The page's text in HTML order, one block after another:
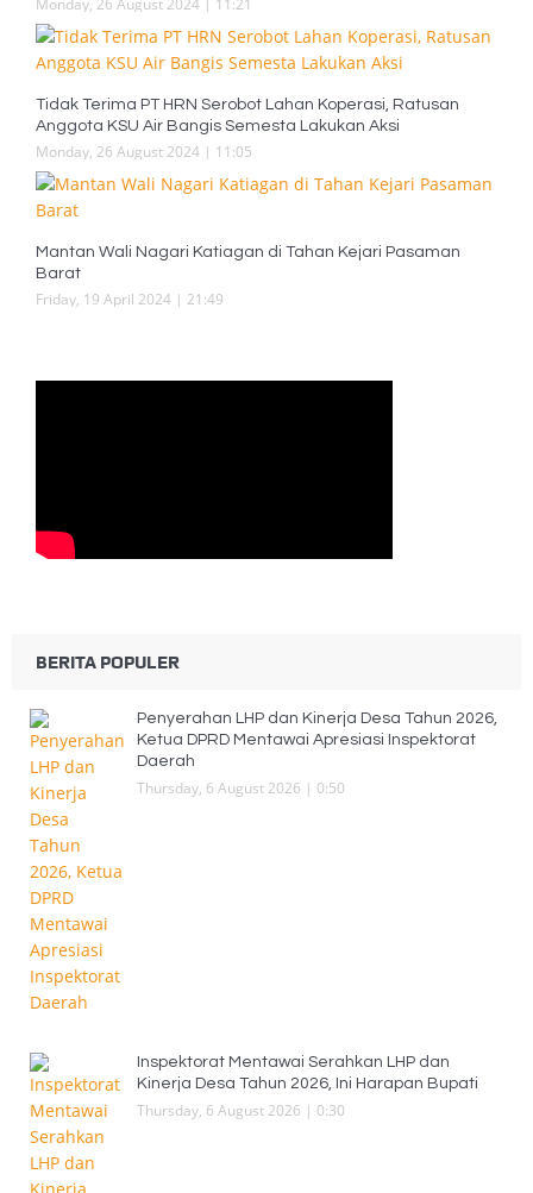
Monday, 26 August 2024 | 11:21
Tidak Terima PT HRN Serobot Lahan Koperasi, Ratusan
Anggota KSU Air Bangis Semesta Lakukan Aksi
Monday, 26 August 2024 | 11:05
Mantan Wali Nagari Katiagan di Tahan Kejari Pasaman
Barat
Friday, 19 April 2024 | 21:49
BERITA POPULER
Penyerahan LHP dan Kinerja Desa Tahun 2026,
Ketua DPRD Mentawai Apresiasi Inspektorat
Daerah
Thursday, 6 August 2026 | 0:50
Inspektorat Mentawai Serahkan LHP dan
Kinerja Desa Tahun 2026, Ini Harapan Bupati
Thursday, 6 August 2026 | 0:30